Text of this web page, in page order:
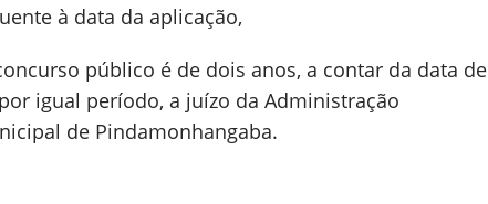
à data da aplicação,
público é de dois anos, a contar da data de
igual período, a juízo da Administração
de Pindamonhangaba.